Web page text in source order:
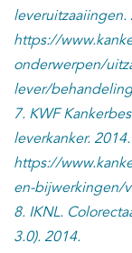
leveruitzaaiingen.
https://
onderwerpen/
lever/
7. KWF
leverkanker.
https://
en-bijwerkingen/
8. IKNL.
3.0). 2014.